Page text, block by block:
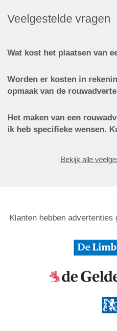
Veelgestelde vragen
Wat kost het plaatsen van
Worden er kosten in
opmaak van de
Het maken van een
ik heb specifieke wensen.
Bekijk alle
Klanten hebben